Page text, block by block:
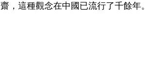
齋，這種觀念在中國已流行了千餘年。